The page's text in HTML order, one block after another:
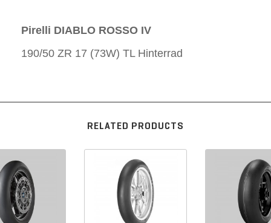
Pirelli DIABLO ROSSO IV
190/50 ZR 17 (73W) TL Hinterrad
RELATED PRODUCTS